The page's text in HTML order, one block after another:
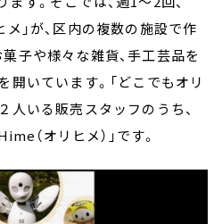
」が、区内の複数の施設で作
子や様々な雑貨、手工芸品を
開いています。「どこでもオリ
人いる販売スタッフのうち、
（オリヒメ）」です。